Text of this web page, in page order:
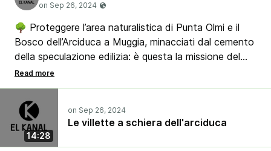
comitato
🌳 Proteggere l’area naturalistica di Punta Olmi e il
Bosco dell’Arciduca a Muggia, minacciati dal cemento
della speculazione edilizia: è questa la missione del
comitato Proteggiamo Punta Olmi, che ha iniziato
una raccolta firme da presentare alle istituzioni
🎙️ Ne abbiamo parlato con Liam McCourt,
portavoce del comitato
14:28
Le villette a schiera dell'arciduca